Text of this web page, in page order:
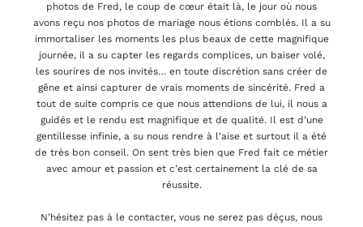
photos de Fred, le coup de cœur était là, le jour où nous
avons reçu nos photos de mariage nous étions comblés. Il a su
immortaliser les moments les plus beaux de cette magnifique
journée, il a su capter les regards complices, un baiser volé,
les sourires de nos invités… en toute discrétion sans créer de
gêne et ainsi capturer de vrais moments de sincérité. Fred a
tout de suite compris ce que nous attendions de lui, il nous a
guidés et le rendu est magnifique et de qualité. Il est d’une
gentillesse infinie, a su nous rendre à l’aise et surtout il a été
de très bon conseil. On sent très bien que Fred fait ce métier
avec amour et passion et c’est certainement la clé de sa
réussite.
N’hésitez pas à le contacter, vous ne serez pas déçus, nous